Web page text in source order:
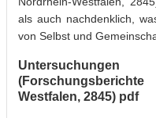
als auch nachdenklich,
von Selbst und
Untersuchungen
Westfalen, 2845) pdf